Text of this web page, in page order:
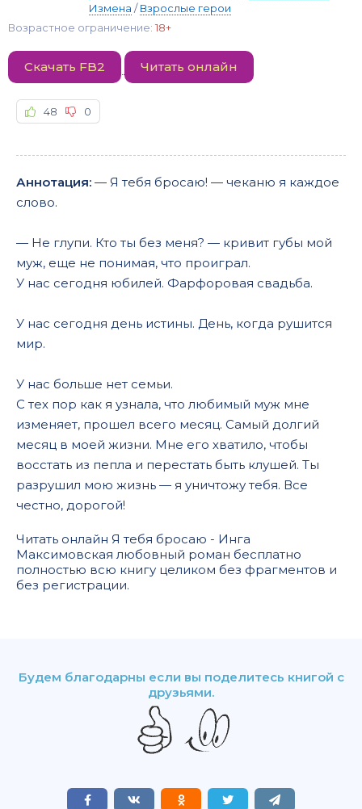
Измена /Взрослые герои
Возрастное ограничение: 18+
Скачать FB2 Читать онлайн
48 0
Аннотация: — Я тебя бросаю! — чеканю я каждое
слово.
— Не глупи. Кто ты без меня? — кривит губы мой
муж, еще не понимая, что проиграл.
У нас сегодня юбилей. Фарфоровая свадьба.
У нас сегодня день истины. День, когда рушится
мир.
У нас больше нет семьи.
С тех пор как я узнала, что любимый муж мне
изменяет, прошел всего месяц. Самый долгий
месяц в моей жизни. Мне его хватило, чтобы
восстать из пепла и перестать быть клушей. Ты
разрушил мою жизнь — я уничтожу тебя. Все
честно, дорогой!
Читать онлайн Я тебя бросаю - Инга
Максимовская любовный роман бесплатно
полностью всю книгу целиком без фрагментов и
без регистрации.
Будем благодарны если вы поделитесь книгой с
друзьями.